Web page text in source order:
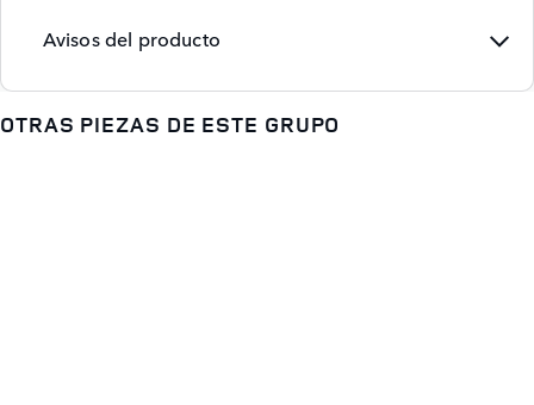
Avisos del producto
OTRAS PIEZAS DE ESTE GRUPO